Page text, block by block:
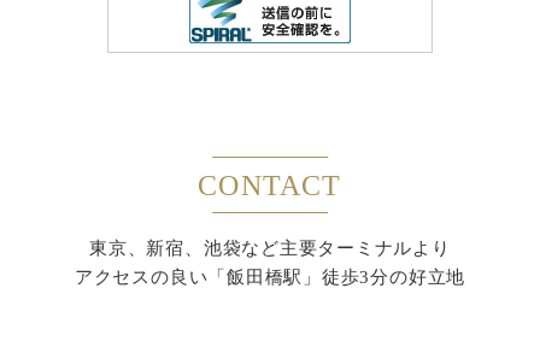
CONTACT
東京、新宿、池袋など主要ターミナルより
アクセスの良い「飯田橋駅」徒歩3分の好立地